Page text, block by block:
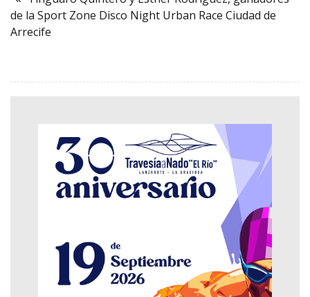
de la Sport Zone Disco Night Urban Race Ciudad de
Arrecife